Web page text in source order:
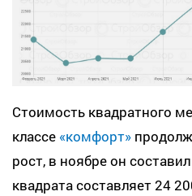
Стоимость квадратного
классе «комфорт»
рост, в ноябре он
квадрата составляет 24